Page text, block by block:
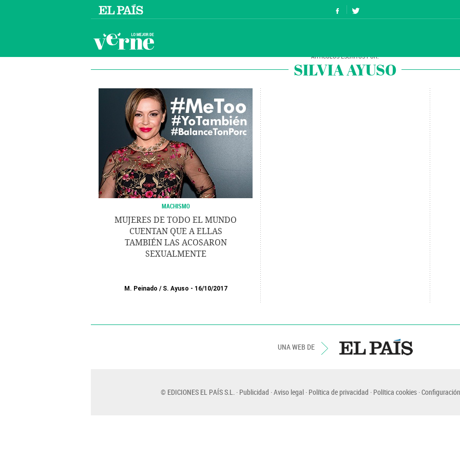
SILVIA AYUSO
MACHISMO
MUJERES DE TODO EL MUNDO
CUENTAN QUE A ELLAS
TAMBIÉN LAS ACOSARON
SEXUALMENTE
M. Peinado / S. Ayuso 16/10/2017
UNA WEB DE
© EDICIONES EL PAÍS S.L. Publicidad Aviso legal Política de privacidad Política cookies